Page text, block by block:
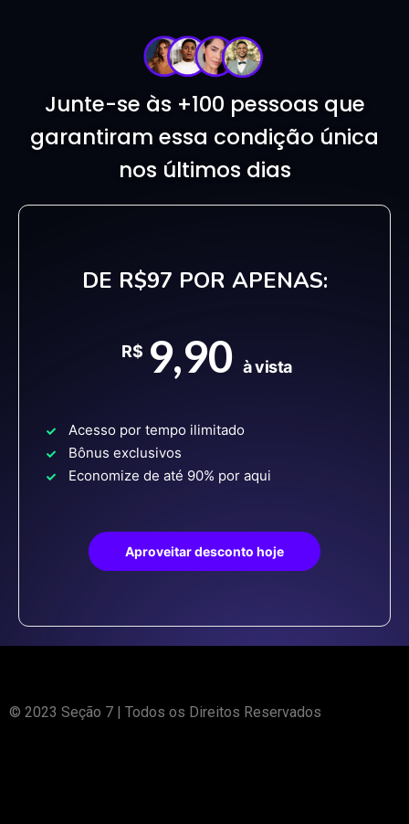
Junte-se às +100 pessoas que
garantiram essa condição única
nos últimos dias
DE R$97 POR APENAS:
R$ 9,90 à vista
Acesso por tempo ilimitado
Bônus exclusivos
Economize de até 90% por aqui
Aproveitar desconto hoje
© 2023 Seção 7 | Todos os Direitos Reservados